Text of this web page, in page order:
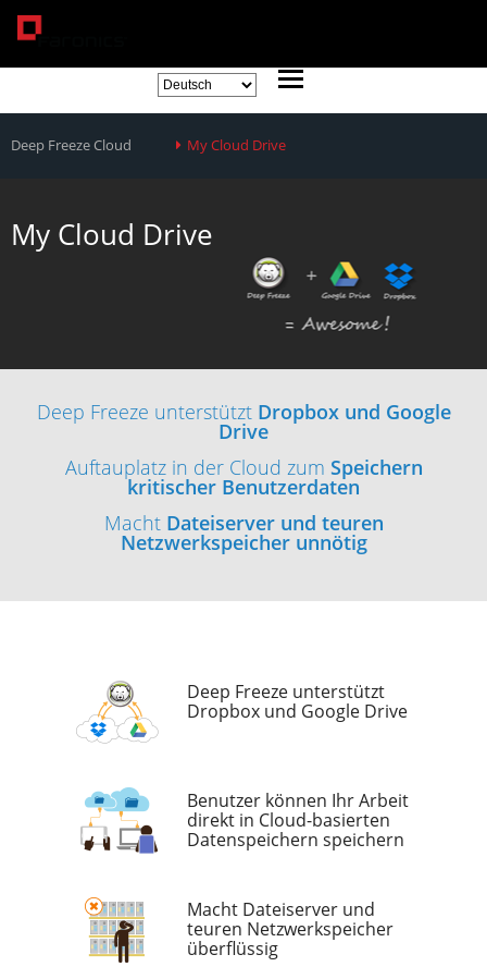
Deep Freeze Cloud My Cloud Drive
My Cloud Drive
Deep Freeze unterstützt Dropbox und Google
Drive
Auftauplatz in der Cloud zum Speichern
kritischer Benutzerdaten
Macht Dateiserver und teuren
Netzwerkspeicher unnötig
Deep Freeze unterstützt
Dropbox und Google Drive
Benutzer können Ihr Arbeit
direkt in Cloud-basierten
Datenspeichern speichern
Macht Dateiserver und
teuren Netzwerkspeicher
überflüssig